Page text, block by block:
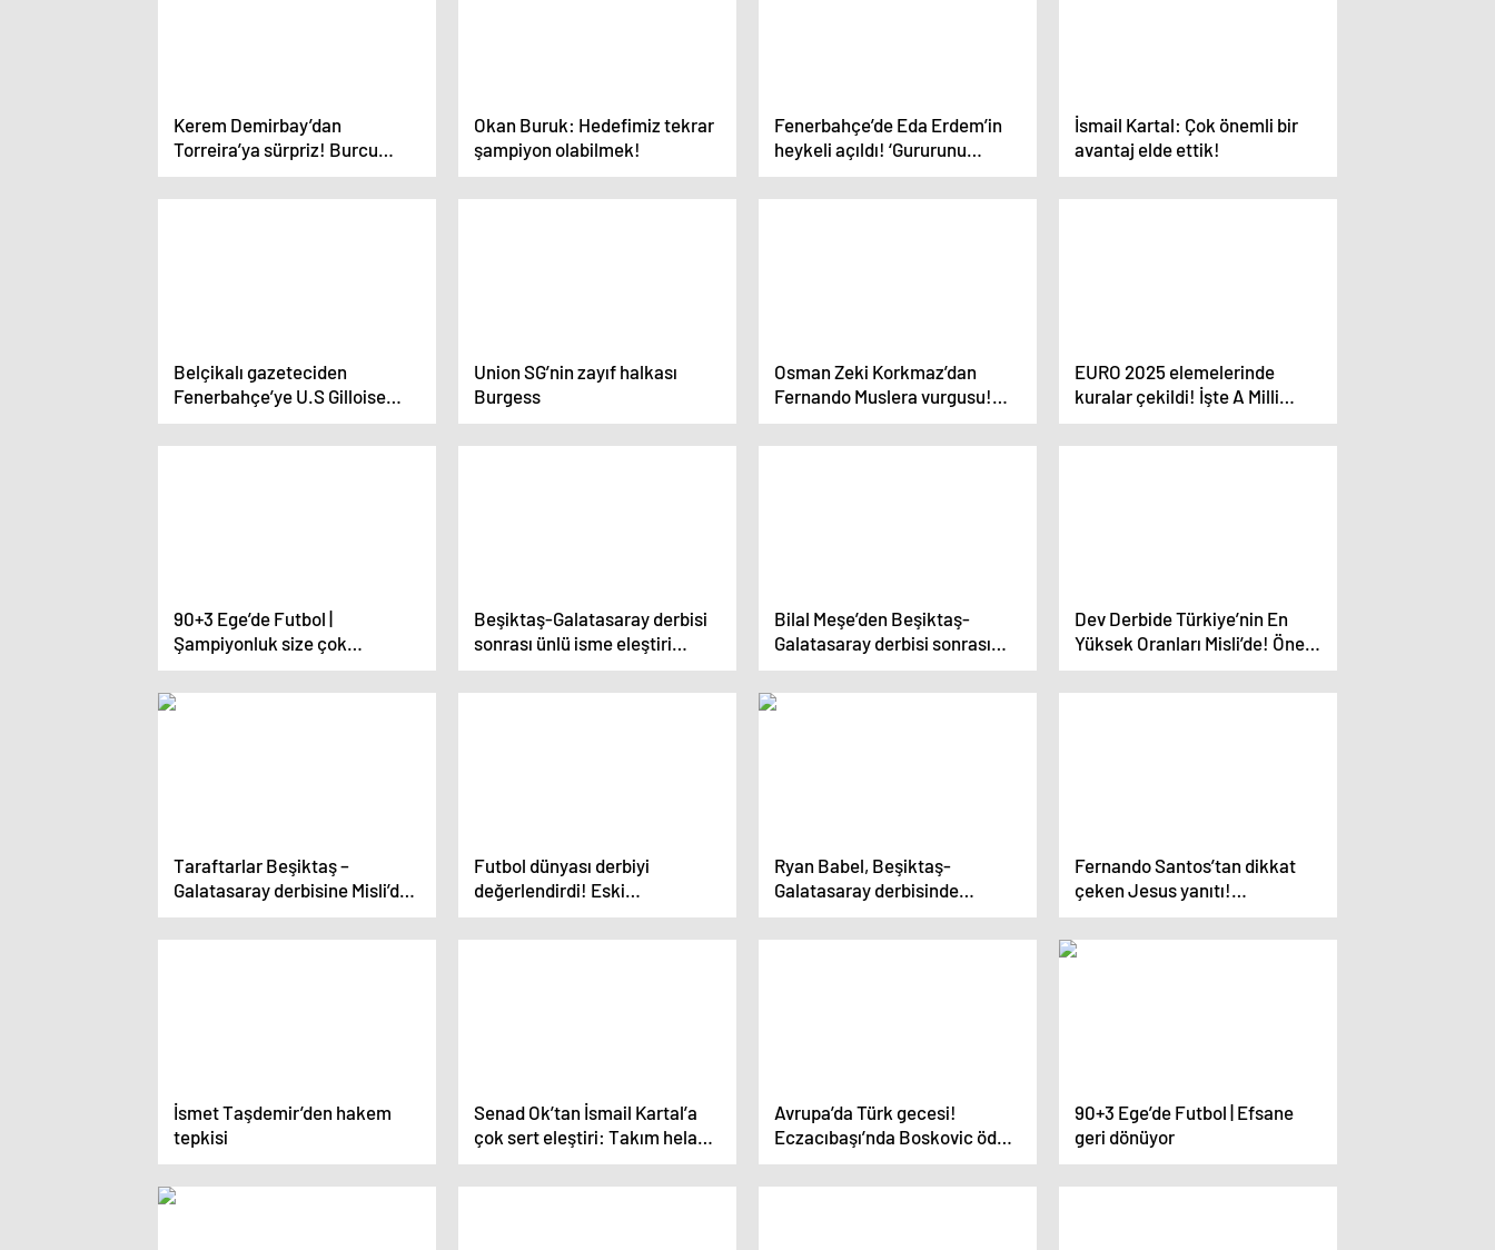
Kerem Demirbay’dan
Torreira’ya sürpriz! Burcu
Kapu yazdı: Dayı henüz hat-
trick yapmamıştı
Okan Buruk: Hedefimiz tekrar
şampiyon olabilmek!
Fenerbahçe’de Eda Erdem’in
heykeli açıldı! ‘Gururunu
yaşıyorum’
İsmail Kartal: Çok önemli bir
avantaj elde ettik!
Belçikalı gazeteciden
Fenerbahçe’ye U.S Gilloise
uyarısı! ‘Gegenpressing’
tehlikesi
Union SG’nin zayıf halkası
Burgess
Osman Zeki Korkmaz’dan
Fernando Muslera vurgusu!
‘Bizim için bir şans’
EURO 2025 elemelerinde
kuralar çekildi! İşte A Milli
Kadın Futbol Takımı’nın
rakipleri
90+3 Ege’de Futbol |
Şampiyonluk size çok
yakışacak!
Beşiktaş-Galatasaray derbisi
sonrası ünlü isme eleştiri
yağmuru: Büyük hayal
kırıklığı!
Bilal Meşe’den Beşiktaş-
Galatasaray derbisi sonrası
yıldız oyuncuya tepki:
Tribünler bir adama taktıysa
iflah etmez!
Dev Derbide Türkiye’nin En
Yüksek Oranları Misli’de! Öne
çıkan istatistikler, skor
tahminleri ve maç hakkında
Taraftarlar Beşiktaş –
Galatasaray derbisine Misli’de
ne oynuyor? Fenerbahçe
taraftarının tercihi şaşırttı…
Futbol dünyası derbiyi
değerlendirdi! Eski
Beşiktaşlı’dan şaşırtan
tahmin: Galatasaray yener
Ryan Babel, Beşiktaş-
Galatasaray derbisinde
desteklediği takımı açıkladı!
‘Maçın adamı olur’
Fernando Santos’tan dikkat
çeken Jesus yanıtı!
Aboubakar ve transfer
açıklaması
İsmet Taşdemir’den hakem
tepkisi
Senad Ok’tan İsmail Kartal’a
çok sert eleştiri: Takım helak
oldu! Toplantı yapılacak
Avrupa’da Türk gecesi!
Eczacıbaşı’nda Boskovic ödülü
kabul etmedi, jest yaptı
90+3 Ege’de Futbol | Efsane
geri dönüyor